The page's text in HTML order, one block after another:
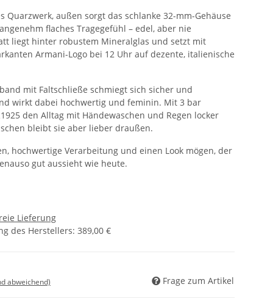
außen sorgt das schlanke 32-mm-Gehäuse
flaches Tragegefühl – edel, aber nie
liegt hinter robustem Mineralglas und setzt mit
Armani-Logo bei 12 Uhr auf dezente, italienische
mit Faltschließe schmiegt sich sicher und
wirkt dabei hochwertig und feminin. Mit 3 bar
den Alltag mit Händewaschen und Regen locker
bleibt sie aber lieber draußen.
hochwertige Verarbeitung und einen Look mögen, der
gut aussieht wie heute.
Lieferung
des Herstellers: 389,00 €
abweichend) Frage zum Artikel